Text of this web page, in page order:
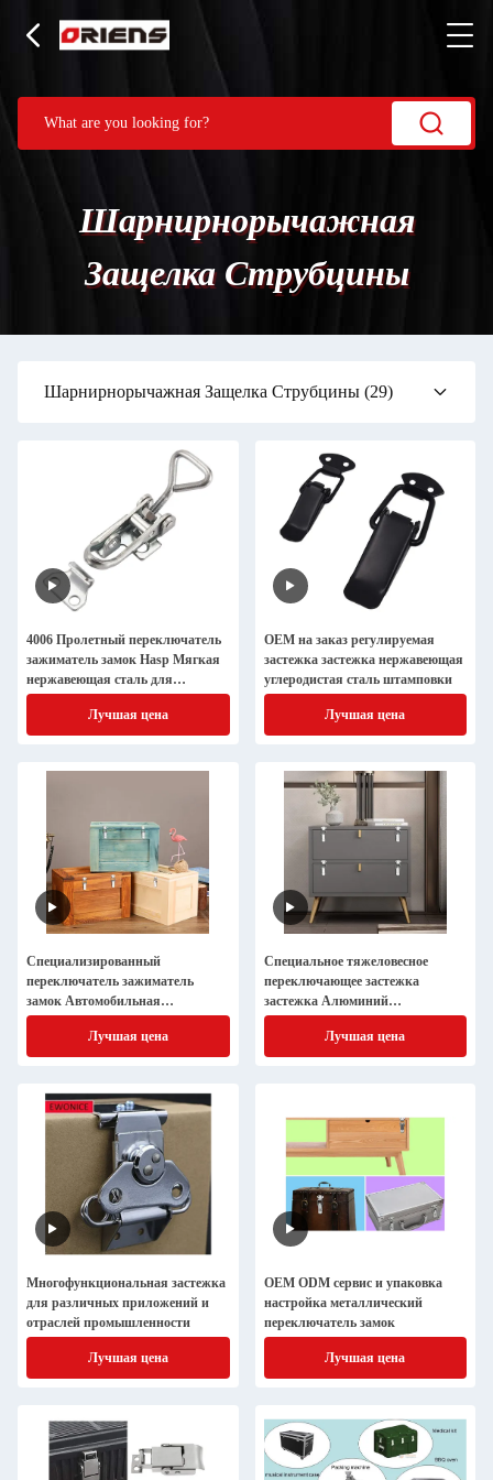
Шарнирнорычажная
Защелка Струбцины
Шарнирнорычажная Защелка Струбцины (29)
4006 Пролетный переключатель
зажиматель замок Hasp Мягкая
нержавеющая сталь для
инструментальной коробки
дверной окнаЛучшая цена
OEM на заказ регулируемая
застежка застежка нержавеющая
углеродистая сталь штамповки
Лучшая цена
Специализированный
переключатель зажиматель
замок Автомобильная
электроника
Лучшая цена
Специальное тяжеловесное
переключающее застежка
застежка Алюминий
нержавеющей стали
Лучшая цена
Многофункциональная застежка
для различных приложений и
отраслей промышленности
Лучшая цена
OEM ODM сервис и упаковка
настройка металлический
переключатель замок
Лучшая цена